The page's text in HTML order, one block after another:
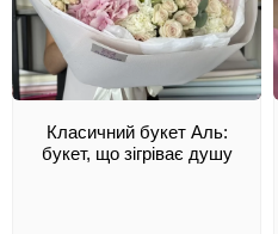
Класичний букет Аль:
букет, що зігріває душу